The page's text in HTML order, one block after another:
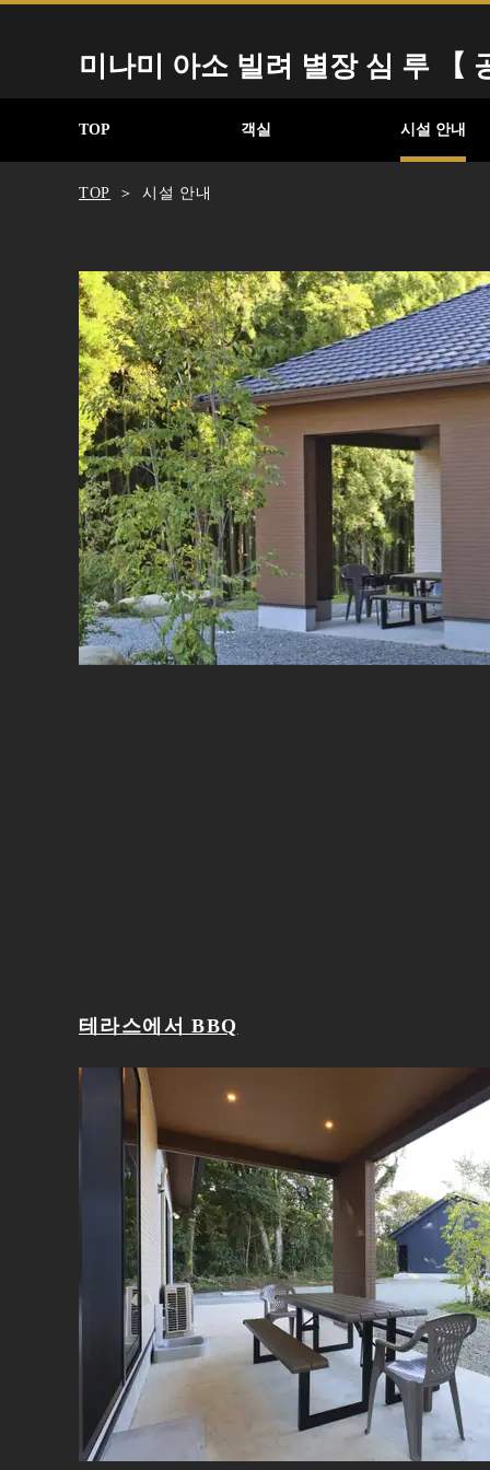
미나미 아소 빌려 별장 심 루 【
TOP 객실 시설 안내
TOP 시설 안내
테라스에서 BBQ